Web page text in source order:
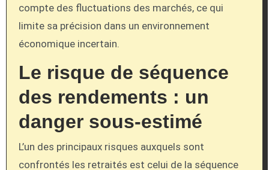
compte des fluctuations des marchés, ce qui
limite sa précision dans un environnement
économique incertain.
Le risque de séquence
des rendements : un
danger sous-estimé
L’un des principaux risques auxquels sont
confrontés les retraités est celui de la séquence